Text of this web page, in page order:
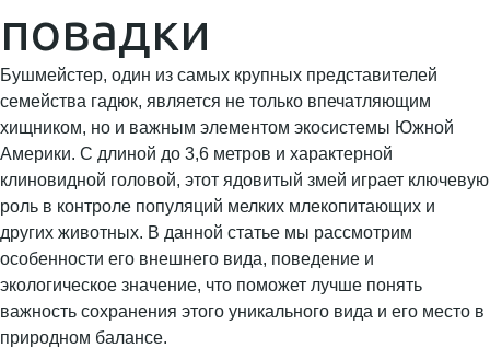
повадки
Бушмейстер, один из самых крупных представителей
семейства гадюк, является не только впечатляющим
хищником, но и важным элементом экосистемы Южной
Америки. С длиной до 3,6 метров и характерной
клиновидной головой, этот ядовитый змей играет ключевую
роль в контроле популяций мелких млекопитающих и
других животных. В данной статье мы рассмотрим
особенности его внешнего вида, поведение и
экологическое значение, что поможет лучше понять
важность сохранения этого уникального вида и его место в
природном балансе.